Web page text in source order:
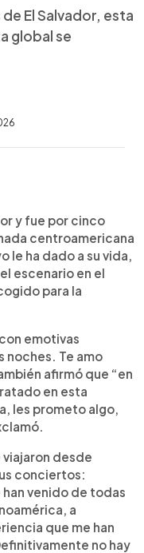
El Salvador, esta
global se
al presentarse
estadio “Mágico”
conciertos del
la fidelidad,
Fans de
el comercio
nuevos
la barranquillera
Además,
celebrando 30
y fue por cinco
centroamericana
ha dado a su vida,
escenario en el
para la
emotivas
noches. Te amo
afirmó que “en
en esta
les prometo algo,
desde
conciertos:
venido de todas
a
que me han
no hay